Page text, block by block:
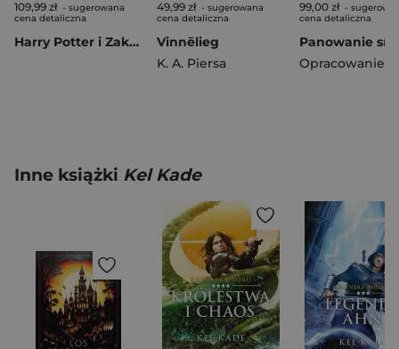
109,99 zł - sugerowana
cena detaliczna
Harry Potter i Zakon Feniksa (ilustrowane brzegi). Harry Potter
49,99 zł - sugerowana
cena detaliczna
Vinnēlieg
K. A. Piersa
99,00 zł -
cena detaliczna
Inne książki Kel Kade